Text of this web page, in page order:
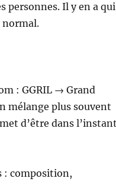
personnes. Il y en a qui
normal.
: GGRIL → Grand
mélange plus souvent
d’être dans
: composition,